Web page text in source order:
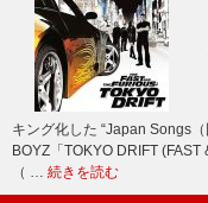
キング化した “Japan Songs
BOYZ「TOKYO DRIFT
（ … 続きを読む